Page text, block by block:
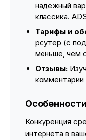
надежный
классика.
Тарифы и
роутер (с
меньше, чем
Отзывы:
комментарии
Конкуренция
интернета в